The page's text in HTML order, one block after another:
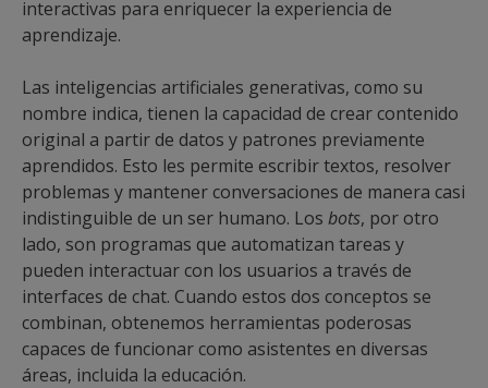
interactivas para enriquecer la experiencia de
aprendizaje.
Las inteligencias artificiales generativas, como su
nombre indica, tienen la capacidad de crear contenido
original a partir de datos y patrones previamente
aprendidos. Esto les permite escribir textos, resolver
problemas y mantener conversaciones de manera casi
indistinguible de un ser humano. Los bots, por otro
lado, son programas que automatizan tareas y
pueden interactuar con los usuarios a través de
interfaces de chat. Cuando estos dos conceptos se
combinan, obtenemos herramientas poderosas
capaces de funcionar como asistentes en diversas
áreas, incluida la educación.